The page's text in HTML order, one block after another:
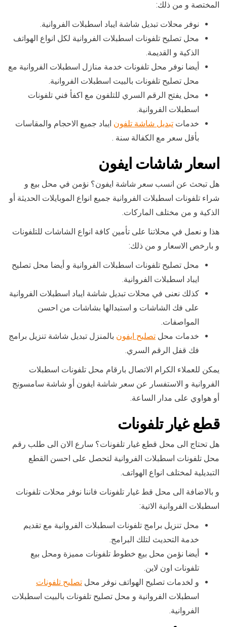
المختصة و من ذلك:
نوفر محلات تبديل شاشة ايباد اسطبلات الفروانية.
محل تصليح تلفونات اسطبلات الفروانية لكل انواع الهواتف
الذكية و القديمة.
أيضا نوفر محل تلفونات خدمة منازل اسطبلات الفروانية مع
محل تصليح تلفونات بالبيت اسطبلات الفروانية.
محل يفتح الرقم السري للتلفون مع اكفأ فني تلفونات
اسطبلات الفروانية.
خدمات تبديل شاشة تلفون ايباد جميع الاحجام والمقاسات
بأقل سعر مع الكفالة سنة .
اسعار شاشات ايفون
هل تبحث عن انسب سعر شاشة ايفون؟ نؤمن في محل بيع و
شراء تلفونات اسطبلات الفروانية جميع انواع الموبايلات الحديثة أو
الذكية و من مختلف الماركات.
هذا و نعمل في محلاتنا على تأمين كافة انواع الشاشات للتلفونات
و بارخص الاسعار و من ذلك:
محل تصليح تلفونات اسطبلات الفروانية و أيضا محل تصليح
ايباد اسطبلات الفروانية.
كذلك نعنى في محلات تبديل شاشة ايباد اسطبلات الفروانية
على فك الشاشات و استبدالها بشاشات من احسن
المواصفات.
خدمات محل تصليح ايفون بالمنزل تبديل شاشة تنزيل برامج
فك قفل الرقم السري.
يمكن للعملاء الكرام الاتصال بارقام محل تلفونات اسطبلات
الفروانية و الاستفسار عن سعر شاشة ايفون أو شاشة سامسونج
أو هواوي على مدار الساعة.
قطع غيار تلفونات
هل تحتاج الى محل قطع غيار تلفونات؟ سارع الان الى طلب رقم
محل تلفونات اسطبلات الفروانية لتحصل على احسن القطع
التبديلية لمختلف انواع الهواتف.
و بالاضافة الى محل قط غيار تلفونات فاننا نوفر محلات تلفونات
اسطبلات الفروانية الاتية:
محل تنزيل برامج تلفونات اسطبلات الفروانية مع تقديم
خدمة التحديث لتلك البرامج.
أيضا نؤمن محل بيع خطوط تلفونات مميزة ومحل بيع
تلفونات اون لاين.
و لخدمات تصليح الهواتف نوفر محل تصليح تلفونات
اسطبلات الفروانية و محل تصليح تلفونات بالبيت اسطبلات
الفروانية.